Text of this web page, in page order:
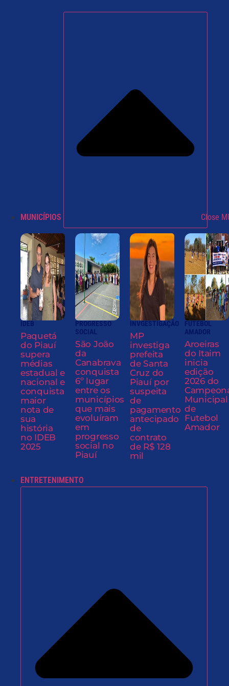
MUNICÍPIOS Close
IDEB
Paquetá
do Piauí
supera
médias
estadual e
nacional e
conquista
maior
nota de
sua
história
no IDEB
2025
PROGRESSO
SOCIAL
São João
da
Canabrava
conquista
6º lugar
entre os
municípios
que mais
evoluíram
em
progresso
social no
Piauí
INVGESTIGAÇÃO
MP
investiga
prefeita
de Santa
Cruz do
Piauí por
suspeita
de
pagamento
antecipado
de
contrato
de R$ 128
mil
FUTEBOL
AMADOR
Aroeiras
do Itaim
inicia
edição
2026 do
Municipal
de
Futebol
Amador
ENTRETENIMENTO